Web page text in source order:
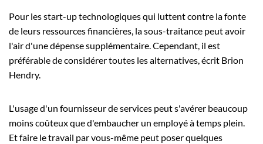
Pour les start-up technologiques qui luttent contre la fonte
de leurs ressources financières, la sous-traitance peut avoir
l'air d'une dépense supplémentaire. Cependant, il est
préférable de considérer toutes les alternatives, écrit Brion
Hendry.
L'usage d'un fournisseur de services peut s'avérer beaucoup
moins coûteux que d'embaucher un employé à temps plein.
Et faire le travail par vous-même peut poser quelques